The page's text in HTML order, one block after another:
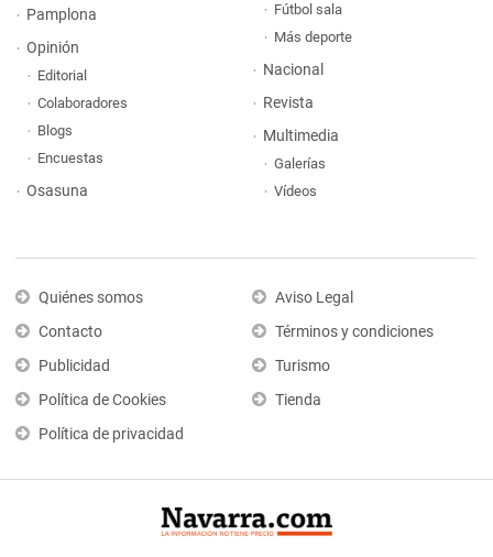
Pamplona
Opinión
Editorial
Colaboradores
Blogs
Encuestas
Osasuna
Fútbol sala
Más deporte
Nacional
Revista
Multimedia
Galerías
Vídeos
Quiénes somos
Contacto
Publicidad
Política de Cookies
Política de privacidad
Aviso Legal
Términos y condiciones
Turismo
Tienda